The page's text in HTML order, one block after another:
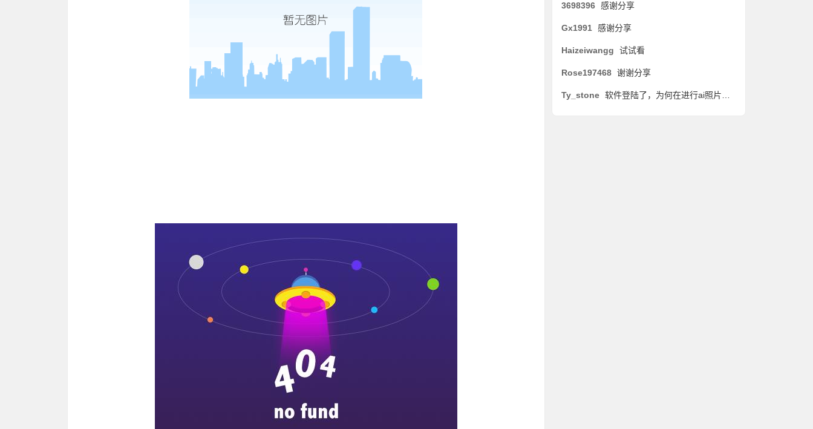
3698396 感谢分享
Gx1991 感谢分享
Haizeiwangg 试试看
Rose197468 谢谢分享
Ty_stone 软件登陆了，为何在进行ai照片生成视频时，还是会根据生成时长进行收费？！是我哪里操作错误了，还是软件不算破解完整？有网友教教吗？谢谢